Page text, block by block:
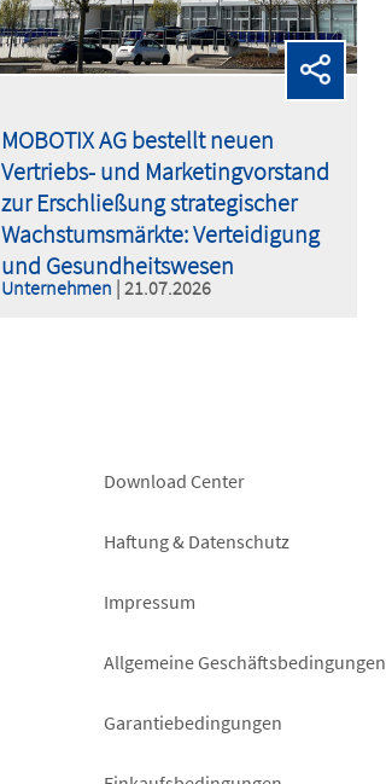
MOBOTIX AG bestellt neuen
Vertriebs- und Marketingvorstand
zur Erschließung strategischer
Wachstumsmärkte: Verteidigung
und Gesundheitswesen
Unternehmen | 21.07.2026
Footer
right
Download Center
Haftung & Datenschutz
Impressum
Allgemeine Geschäftsbedingungen
Garantiebedingungen